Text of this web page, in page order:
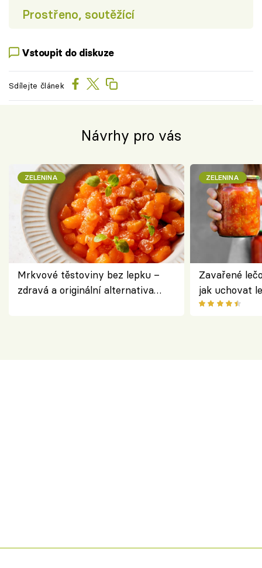
Prostřeno, soutěžící
Vstoupit do diskuze
Sdílejte článek
Návrhy pro vás
ZELENINA
Mrkvové těstoviny bez lepku –
zdravá a originální alternativa
ZELENINA
Zavařené
jak uchovat